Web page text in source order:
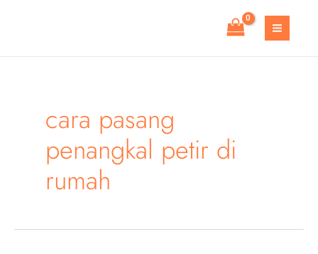
MAIN
cara pasang
penangkal petir di
rumah